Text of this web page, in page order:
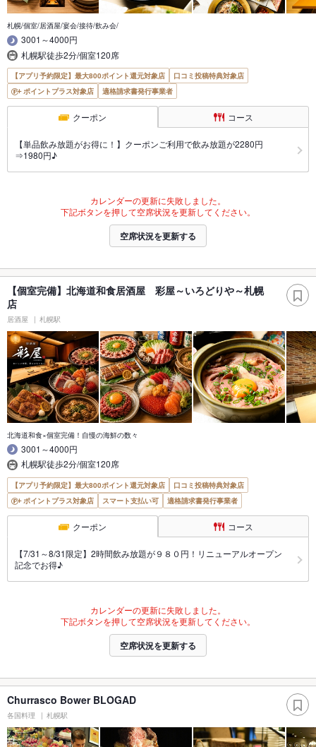
札幌/個室/居酒屋/宴会/接待/飲み会/
3001～4000円
札幌駅徒歩2分/個室120席
【アプリ予約限定】最大800ポイント還元対象店
口コミ投稿特典対象店
ポイントプラス対象店
適格請求書発行事業者
クーポン コース
【単品飲み放題がお得に！】クーポンご利用で飲み放題が2280円
⇒1980円♪
カレンダーの更新に失敗しました。
下記ボタンを押して空席状況を更新してください。
空席状況を更新する
【個室完備】北海道和食居酒屋 彩屋～いろどりや～札幌
店
居酒屋 札幌駅
北海道和食×個室完備！自慢の海鮮の数々
3001～4000円
札幌駅徒歩2分/個室120席
【アプリ予約限定】最大800ポイント還元対象店
口コミ投稿特典対象店
ポイントプラス対象店
スマート支払い可 適格請求書発行事業者
クーポン コース
【7/31～8/31限定】2時間飲み放題が９８０円！リニューアルオープン
記念でお得♪
カレンダーの更新に失敗しました。
下記ボタンを押して空席状況を更新してください。
空席状況を更新する
Churrasco Bower BLOGAD
各国料理 札幌駅